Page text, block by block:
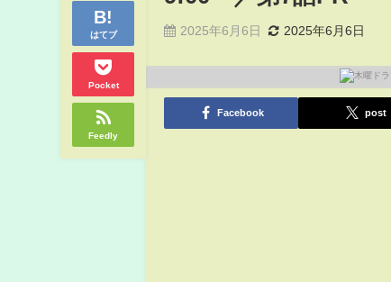
はてブ
Pocket
Feedly
2025年6月6日 2025年6月6日
Facebook post